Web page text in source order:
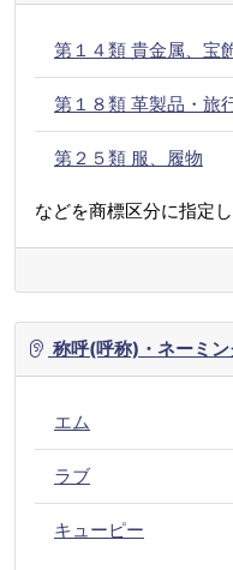
第１４類 貴金属、宝
第１８類 革製品・旅
第２５類 服、履物
などを商標区分に指定
称呼(呼称)・ネーミン
エム
ラブ
キューピー